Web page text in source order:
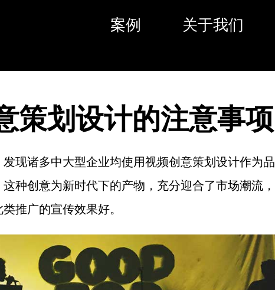
案例 关于我们
策划设计的注意事项
现诸多中大型企业均使用视频创意策划设计作为品
种创意为新时代下的产物，充分迎合了市场潮流，
推广的宣传效果好。